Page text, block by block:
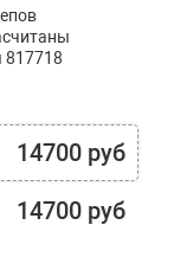
817718
14700 руб
14700 руб